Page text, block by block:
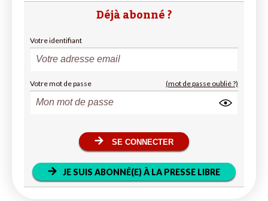
Déjà abonné ?
Votre identifiant
Votre mot de passe (mot de passe oublié ?)
SE CONNECTER
JE SUIS ABONNÉ(E) À LA PRESSE LIBRE